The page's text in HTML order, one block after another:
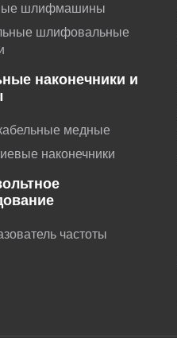
шлифмашины
шлифовальные
наконечники и
медные
наконечники
частоты